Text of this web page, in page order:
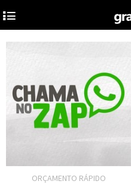
4
ORÇAMENTO RÁPIDO